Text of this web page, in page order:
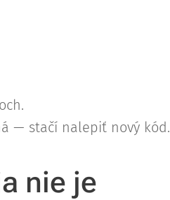
— stačí nalepiť nový kód.
nie je